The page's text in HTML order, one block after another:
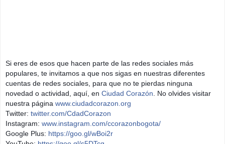
Si eres de esos que hacen parte de las redes sociales más
populares, te invitamos a que nos sigas en nuestras diferentes
cuentas de redes sociales, para que no te pierdas ninguna
novedad o actividad, aquí, en Ciudad Corazón . No olvides visitar
nuestra página www.ciudadcorazon.org
Twitter: twitter.com/CdadCorazon
Instagram: www.instagram.com/ccorazonbogota/
Google Plus: https://goo.gl/wBoi2r